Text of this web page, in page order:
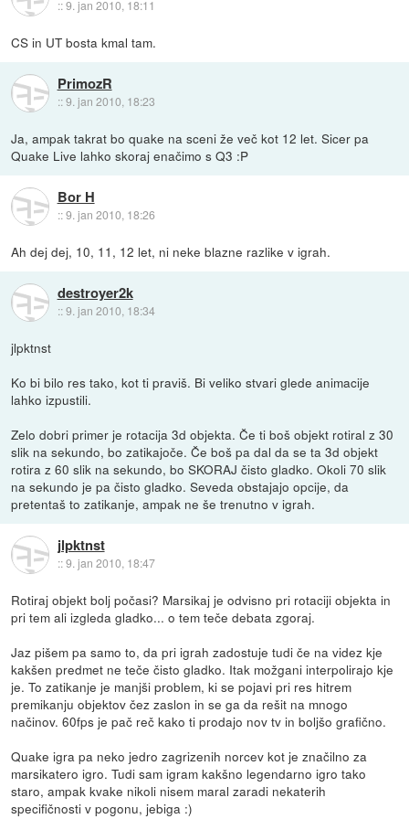
::9. jan 2010, 18:11
CS in UT bosta kmal tam.
PrimozR
::9. jan 2010, 18:23
Ja, ampak takrat bo quake na sceni že več kot 12 let. Sicer pa
Quake Live lahko skoraj enačimo s Q3 :P
Bor H
::9. jan 2010, 18:26
Ah dej dej, 10, 11, 12 let, ni neke blazne razlike v igrah.
destroyer2k
::9. jan 2010, 18:34
jlpktnst
Ko bi bilo res tako, kot ti praviš. Bi veliko stvari glede animacije
lahko izpustili.
Zelo dobri primer je rotacija 3d objekta. Če ti boš objekt rotiral z 30
slik na sekundo, bo zatikajoče. Če boš pa dal da se ta 3d objekt
rotira z 60 slik na sekundo, bo SKORAJ čisto gladko. Okoli 70 slik
na sekundo je pa čisto gladko. Seveda obstajajo opcije, da
pretentaš to zatikanje, ampak ne še trenutno v igrah.
jlpktnst
::9. jan 2010, 18:47
Rotiraj objekt bolj počasi? Marsikaj je odvisno pri rotaciji objekta in
pri tem ali izgleda gladko... o tem teče debata zgoraj.
Jaz pišem pa samo to, da pri igrah zadostuje tudi če na videz kje
kakšen predmet ne teče čisto gladko. Itak možgani interpolirajo kje
je. To zatikanje je manjši problem, ki se pojavi pri res hitrem
premikanju objektov čez zaslon in se ga da rešit na mnogo
načinov. 60fps je pač reč kako ti prodajo nov tv in boljšo grafično.
Quake igra pa neko jedro zagrizenih norcev kot je značilno za
marsikatero igro. Tudi sam igram kakšno legendarno igro tako
staro, ampak kvake nikoli nisem maral zaradi nekaterih
specifičnosti v pogonu, jebiga :)